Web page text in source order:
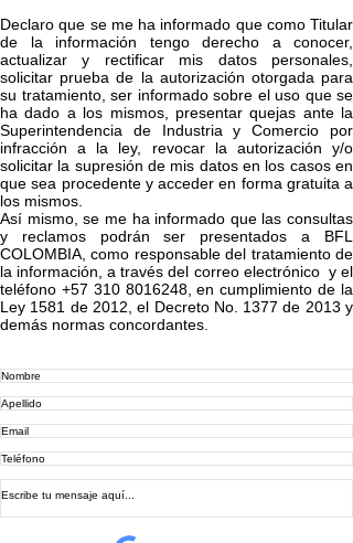
Declaro que se me ha informado que como Titular
de la información tengo derecho a conocer,
actualizar y rectificar mis datos personales,
solicitar prueba de la autorización otorgada para
su tratamiento, ser informado sobre el uso que se
ha dado a los mismos, presentar quejas ante la
Superintendencia de Industria y Comercio por
infracción a la ley, revocar la autorización y/o
solicitar la supresión de mis datos en los casos en
que sea procedente y acceder en forma gratuita a
los mismos.
Así mismo, se me ha informado que las consultas
y reclamos podrán ser presentados a BFL
COLOMBIA, como responsable del tratamiento de
la información, a través del correo electrónico y el
teléfono +57 310 8016248, en cumplimiento de la
Ley 1581 de 2012, el Decreto No. 1377 de 2013 y
demás normas concordantes.